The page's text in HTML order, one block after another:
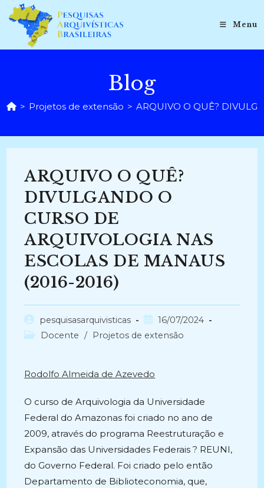
para
conteúdo
Menu
Blog
> Projetos de extensão > ARQUIVO O QUÊ?
ARQUIVO O QUÊ?
DIVULGANDO O
CURSO DE
ARQUIVOLOGIA NAS
ESCOLAS DE MANAUS
(2016-2016)
Autor
do
pesquisasarquivisticas
Post
publicado:
16/07/2024
Categoria
Docente / Projetos de extensão
Rodolfo Almeida de Azevedo
O curso de Arquivologia da Universidade
Federal do Amazonas foi criado no ano de
2009, através do programa Reestruturação e
Expansão das Universidades Federais ? REUNI,
do Governo Federal. Foi criado pelo então
Departamento de Biblioteconomia, que,